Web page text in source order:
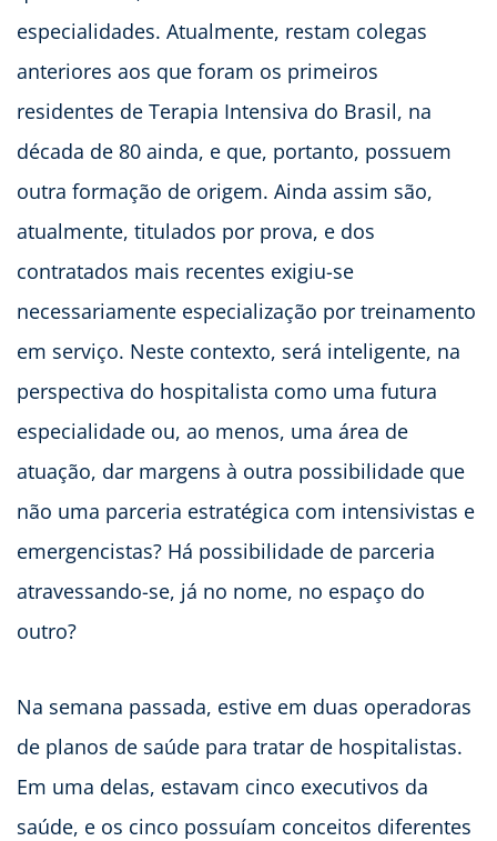
especialidades. Atualmente, restam colegas
anteriores aos que foram os primeiros
residentes de Terapia Intensiva do Brasil, na
década de 80 ainda, e que, portanto, possuem
outra formação de origem. Ainda assim são,
atualmente, titulados por prova, e dos
contratados mais recentes exigiu-se
necessariamente especialização por treinamento
em serviço. Neste contexto, será inteligente, na
perspectiva do hospitalista como uma futura
especialidade ou, ao menos, uma área de
atuação, dar margens à outra possibilidade que
não uma parceria estratégica com intensivistas e
emergencistas? Há possibilidade de parceria
atravessando-se, já no nome, no espaço do
outro?
Na semana passada, estive em duas operadoras
de planos de saúde para tratar de hospitalistas.
Em uma delas, estavam cinco executivos da
saúde, e os cinco possuíam conceitos diferentes